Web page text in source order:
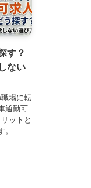
す？
ない
場に転
通勤可
ットと